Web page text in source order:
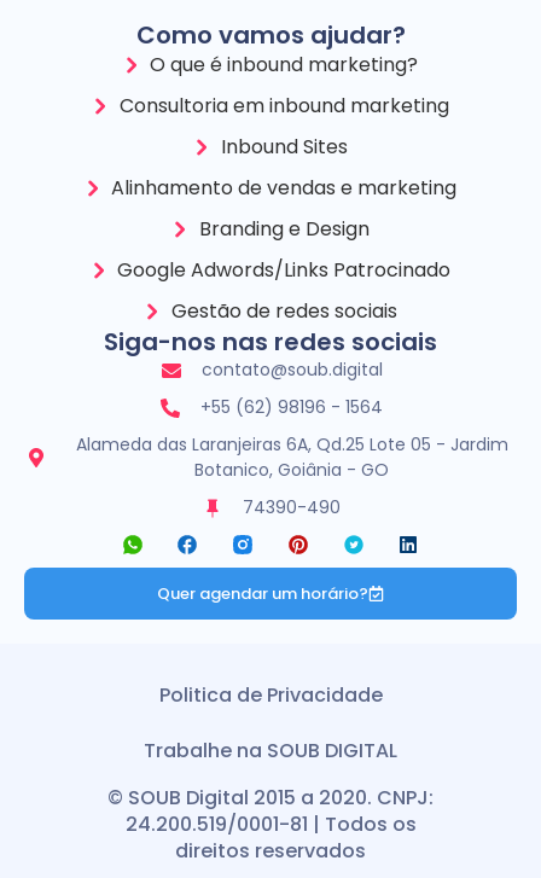
Siga-nos nas redes sociais
contato@soub.digital
+55 (62) 98196 - 1564
Alameda das Laranjeiras 6A, Qd.25 Lote 05 - Jardim
Botanico, Goiânia - GO
74390-490
Quer agendar um horário?
Como vamos ajudar?
O que é inbound marketing?
Consultoria em inbound marketing
Inbound Sites
Alinhamento de vendas e marketing
Branding e Design
Google Adwords/Links Patrocinado
Gestão de redes sociais
Politica de Privacidade
Trabalhe na SOUB DIGITAL
© SOUB Digital 2015 a 2020. CNPJ:
24.200.519/0001-81 | Todos os
direitos reservados